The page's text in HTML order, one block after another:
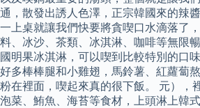
通，散發出誘人色澤，正宗韓國來的辣
一上桌就讓我們快要將貪喫口水滴落了
料、冰沙、茶類、冰淇淋、咖啡等無限
國明果冰淇淋，可以喫到比較特別的口
好多棒棒腿和小雞翅，馬鈴薯、紅蘿蔔
粉在裡面，喫起來真的很下飯。 元），
泡菜、鮪魚、海苔等食材，上頭淋上韓